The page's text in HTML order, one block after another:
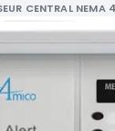
CENTRAL NEMA 4